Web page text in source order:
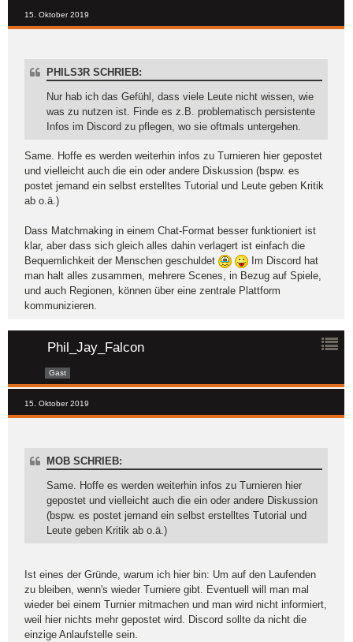
15. Oktober 2019
PHILS3R SCHRIEB:
Nur hab ich das Gefühl, dass viele Leute nicht wissen, wie
was zu nutzen ist. Finde es z.B. problematisch persistente
Infos im Discord zu pflegen, wo sie oftmals untergehen.
Same. Hoffe es werden weiterhin infos zu Turnieren hier gepostet
und vielleicht auch die ein oder andere Diskussion (bspw. es
postet jemand ein selbst erstelltes Tutorial und Leute geben Kritik
ab o.ä.)
Dass Matchmaking in einem Chat-Format besser funktioniert ist
klar, aber dass sich gleich alles dahin verlagert ist einfach die
Bequemlichkeit der Menschen geschuldet
Im Discord hat
man halt alles zusammen, mehrere Scenes, in Bezug auf Spiele,
und auch Regionen, können über eine zentrale Plattform
kommunizieren.
Phil_Jay_Falcon
Gast
15. Oktober 2019
MOB SCHRIEB:
Same. Hoffe es werden weiterhin infos zu Turnieren hier
gepostet und vielleicht auch die ein oder andere Diskussion
(bspw. es postet jemand ein selbst erstelltes Tutorial und
Leute geben Kritik ab o.ä.)
Ist eines der Gründe, warum ich hier bin: Um auf den Laufenden
zu bleiben, wenn's wieder Turniere gibt. Eventuell will man mal
wieder bei einem Turnier mitmachen und man wird nicht informiert,
weil hier nichts mehr gepostet wird. Discord sollte da nicht die
einzige Anlaufstelle sein.